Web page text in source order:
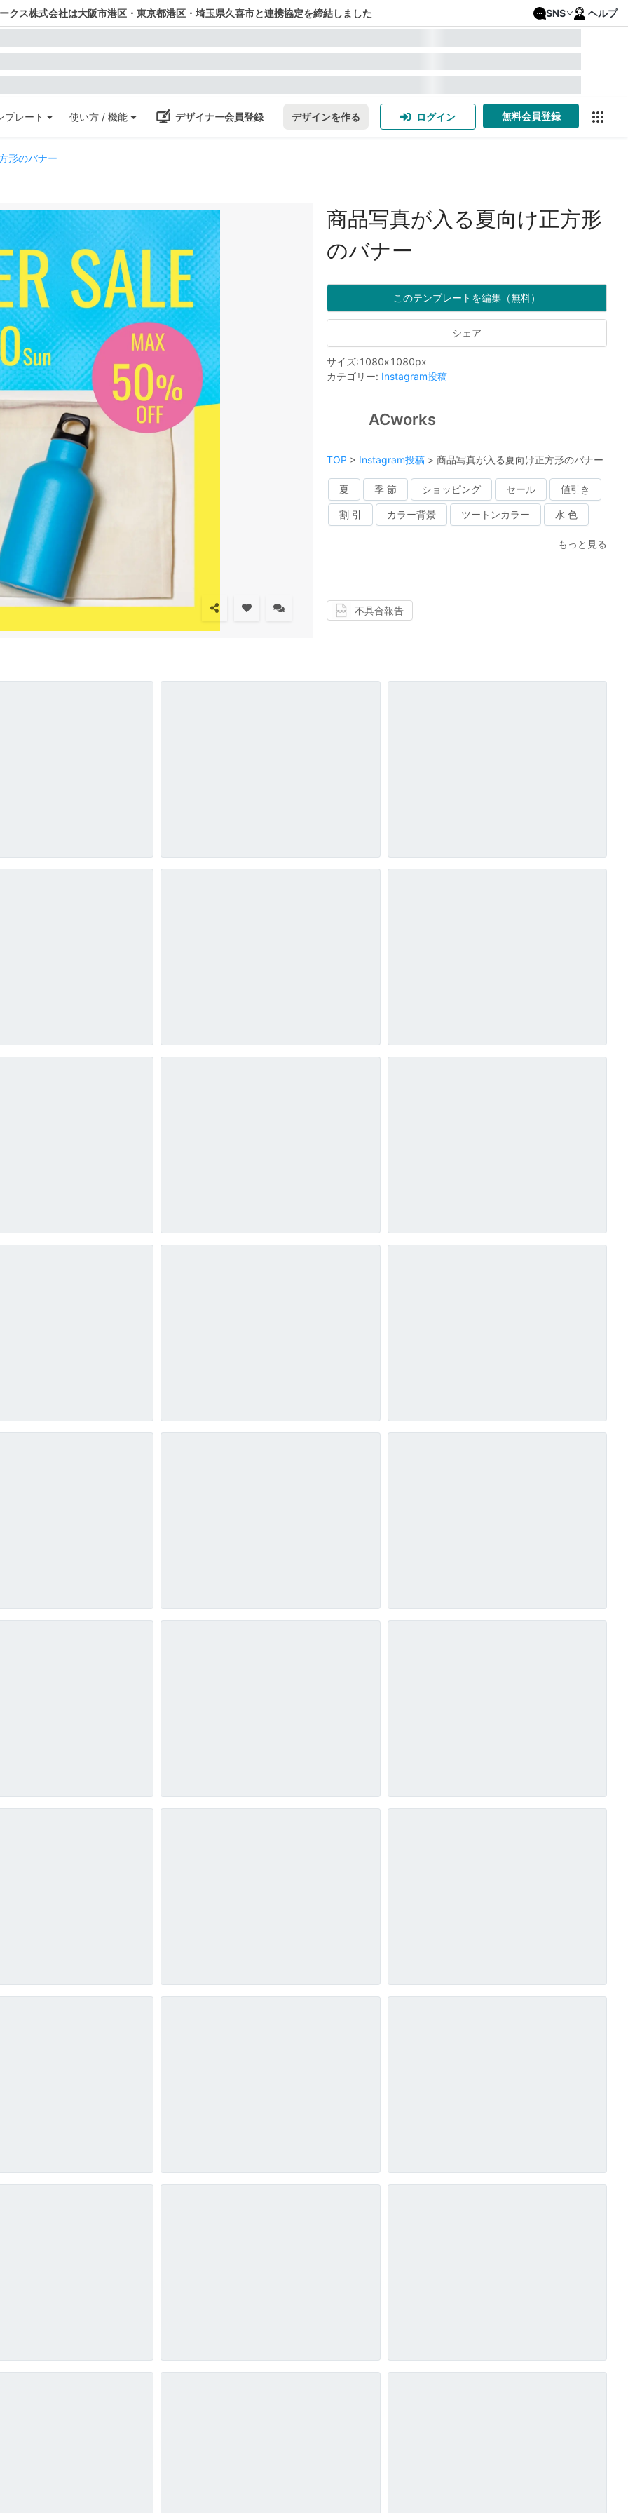
クス株式会社は大阪市港区・東京都港区・埼玉県久喜市と連携協定を締結しました SNS ヘルプ
プレート 使い方 / 機能 デザイナー会員登録 デザインを作る ログイン 無料会員登録
形のバナー
商品写真が入る夏向け正方形
のバナー
このテンプレートを編集（無料）
シェア
サイズ:1080x1080px
カテゴリー: Instagram投稿
ACworks
TOP > Instagram投稿 > 商品写真が入る夏向け正方形のバナー
夏 季 節 ショッピング セール 値引き
割 引 カラー背景 ツートンカラー 水 色
もっと見る
不具合報告